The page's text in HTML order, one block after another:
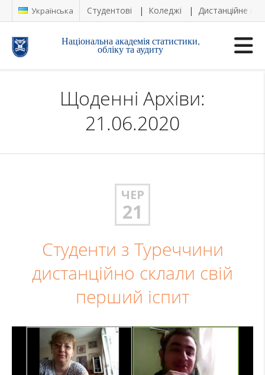
Українська Студентові Коледжі Дистанційне
Національна академія статистики,
обліку та аудиту
Щоденні Архіви:
21.06.2020
ЧЕР
21
Студенти з Туреччини
дистанційно склали свій
перший іспит